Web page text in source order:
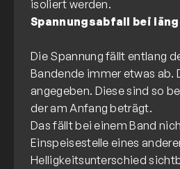
Spannungsabfall bei
Die Spannung fällt entlang
Bandende immer etwas ab.
angegeben. Diese sind so
der am Anfang beträgt.
Das fällt bei einem Band
Einspeisestelle eines
Helligkeitsunterschied